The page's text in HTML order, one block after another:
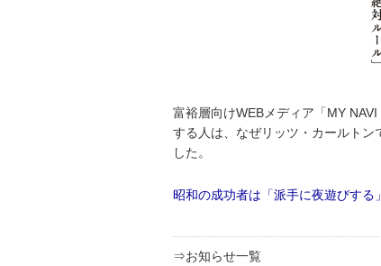
富裕層向けWEBメディア「MY
する人は、なぜリッツ・カールトン
した。
昭和の成功者は「派手に夜遊びす
⇒お知らせ一覧